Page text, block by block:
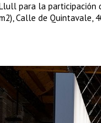
para la participación
Calle de Quintavale,